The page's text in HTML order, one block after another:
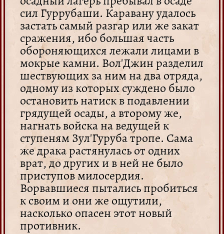
сил Гуррубаши. Каравану удалось
застать самый разгар или же закат
сражения, ибо большая часть
обороняющихся лежали лицами в
мокрые камни. Вол'Джин разделил
шествующих за ним на два отряда,
одному из которых суждено было
остановить натиск в подавлении
грядущей осады, а второму же,
нагнать войска на ведущей к
ступеням Зул'Гуруба тропе. Сама
же драка растянулась от одних
врат, до других и в ней не было
приступов милосердия.
Ворвавшиеся пытались пробиться
к своим и они же ощутили,
насколько опасен этот новый
противник.